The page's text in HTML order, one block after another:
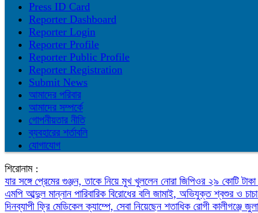
Press ID Card
Reporter Dashboard
Reporter Login
Reporter Profile
Reporter Public Profile
Reporter Registration
Submit News
আমাদের পরিবার
আমাদের সম্পর্কে
গোপনীয়তার নীতি
ব্যবহারের শর্তাবলি
যোগাযোগ
শিরোনাম :
যার সঙ্গে প্রেমের গুঞ্জন, তাকে নিয়ে মুখ খুললেন নোরা জিপিওর ২৯ কোটি
এমপি আব্দুল মান্নান পারিবারিক বিরোধের বলি জামাই, অভিযুক্ত শ্বশুর ও
দিনব্যাপী ফ্রি মেডিকেল ক্যাম্পে, সেবা নিয়েছেন শতাধিক রোগী কালীগঞ্জে